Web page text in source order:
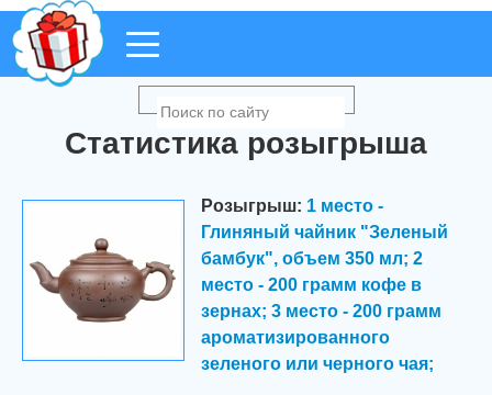
Статистика розыгрыша
Розыгрыш: 1 место -
Глиняный чайник "Зеленый
бамбук", объем 350 мл; 2
место - 200 грамм кофе в
зернах; 3 место - 200 грамм
ароматизированного
зеленого или черного чая;